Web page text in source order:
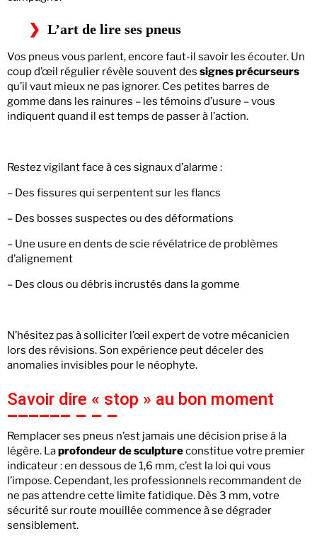
L’art de lire ses pneus
Vos pneus vous parlent, encore faut-il savoir les écouter. Un
coup d’œil régulier révèle souvent des signes précurseurs
qu’il vaut mieux ne pas ignorer. Ces petites barres de
gomme dans les rainures – les témoins d’usure – vous
indiquent quand il est temps de passer à l’action.
Restez vigilant face à ces signaux d’alarme :
– Des fissures qui serpentent sur les flancs
– Des bosses suspectes ou des déformations
– Une usure en dents de scie révélatrice de problèmes
d’alignement
– Des clous ou débris incrustés dans la gomme
N’hésitez pas à solliciter l’œil expert de votre mécanicien
lors des révisions. Son expérience peut déceler des
anomalies invisibles pour le néophyte.
Savoir dire « stop » au bon moment
Remplacer ses pneus n’est jamais une décision prise à la
légère. Laprofondeur de sculptureconstitue votre premier
indicateur : en dessous de 1,6 mm, c’est la loi qui vous
l’impose. Cependant, les professionnels recommandent de
ne pas attendre cette limite fatidique. Dès 3 mm, votre
sécurité sur route mouillée commence à se dégrader
sensiblement.